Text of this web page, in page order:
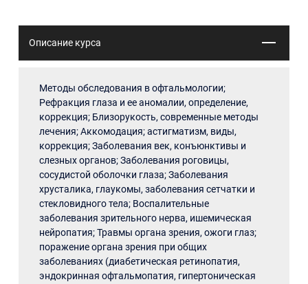
Описание курса
Методы обследования в офтальмологии;
Рефракция глаза и ее аномалии, определение,
коррекция; Близорукость, современные методы
лечения; Аккомодация; астигматизм, виды,
коррекция; Заболевания век, конъюнктивы и
слезных органов; Заболевания роговицы,
сосудистой оболочки глаза; Заболевания
хрусталика, глаукомы, заболевания сетчатки и
стекловидного тела; Воспалительные
заболевания зрительного нерва, ишемическая
нейропатия; Травмы органа зрения, ожоги глаз;
поражение органа зрения при общих
заболеваниях (диабетическая ретинопатия,
эндокринная офтальмопатия, гипертоническая